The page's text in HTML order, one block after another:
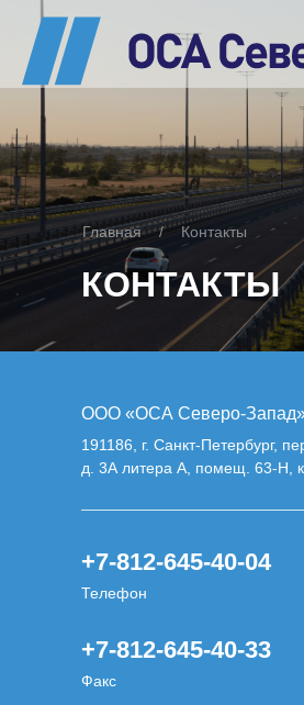
191186, г. Санкт-Петербург,
д. 3А литера А, помещ. 63-Н,
+7-812-645-40-33
ООО «ОСА Северо-
КОНТАКТЫ
Главная / Контакты
+7-812-645-40-04
Телефон
Факс